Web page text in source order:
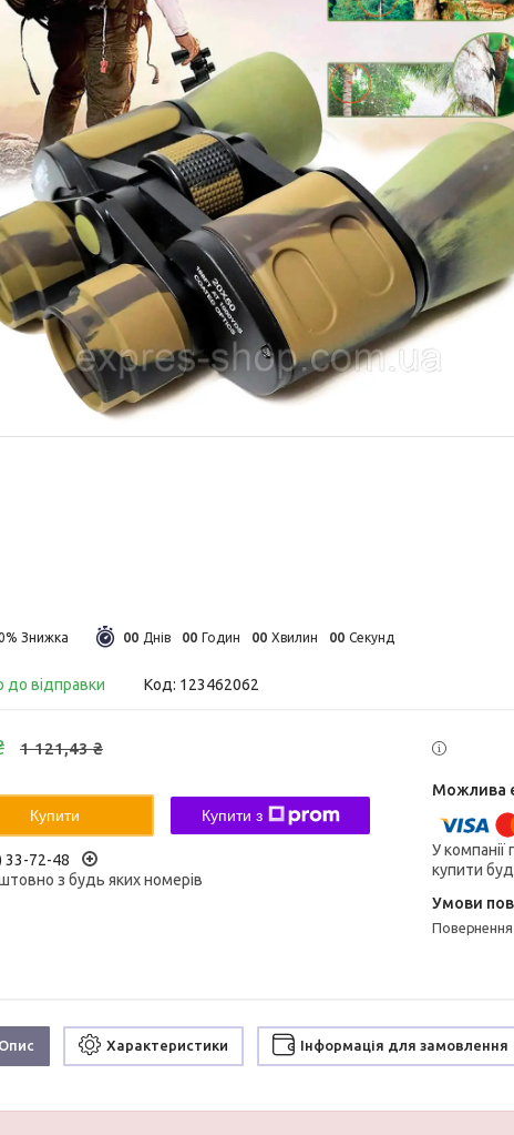
00 Днів 00 Годин 00 Хвилин 00 Секунд
до відправки Код: 123462062
1 121,43 ₴
Купити Купити з
33-72-48
з будь яких номерів
У
купити
Характеристики Інформація для замовлення